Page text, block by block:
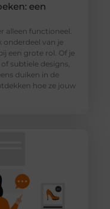
een
alleen functioneel.
onderdeel van je
een grote rol. Of je
subtiele designs,
duiken in de
hoe ze jouw